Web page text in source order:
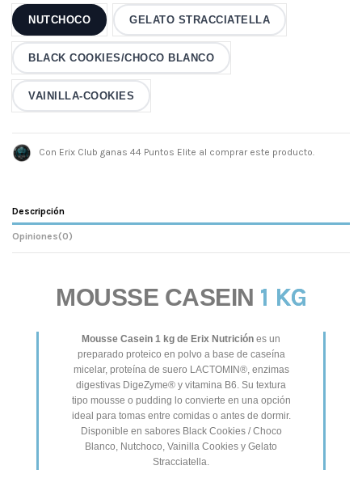
NUTCHOCO GELATO STRACCIATELLA
BLACK COOKIES/CHOCO BLANCO
VAINILLA-COOKIES
Con Erix Club ganas 44 Puntos Elite al comprar este producto.
Descripción
Opiniones(0)
MOUSSE CASEIN 1 KG
Mousse Casein 1 kg de Erix Nutrición es un
preparado proteico en polvo a base de caseína
micelar, proteína de suero LACTOMIN®, enzimas
digestivas DigeZyme® y vitamina B6. Su textura
tipo mousse o pudding lo convierte en una opción
ideal para tomas entre comidas o antes de dormir.
Disponible en sabores Black Cookies / Choco
Blanco, Nutchoco, Vainilla Cookies y Gelato
Stracciatella.